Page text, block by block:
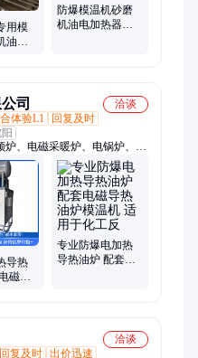
用模
油防
防爆模温机砂磨
机油电加热器
司
洽谈
体验L1
回复及时
炉、电磁采暖炉、电锅炉、电
电采暖炉、电取暖炉、电磁
电锅炉、高频加热机、电磁
风道加热器、管道加热器、
炉、高频淬火炉、高频炉、
导热
磁导
专业防爆电加热
导热油炉 配套电
洽谈
回复及时 出价迅速